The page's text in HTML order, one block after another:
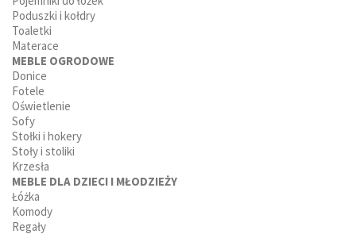
Poduszki i kołdry
Toaletki
Materace
MEBLE OGRODOWE
Donice
Fotele
Oświetlenie
Sofy
Stołki i hokery
Stoły i stoliki
Krzesła
MEBLE DLA DZIECI I MŁODZIEŻY
Łóżka
Komody
Regały